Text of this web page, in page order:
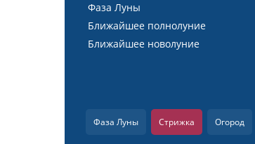
Фаза Луны
Ближайшее полнолуние
Ближайшее новолуние
Фаза Луны Стрижка Огород